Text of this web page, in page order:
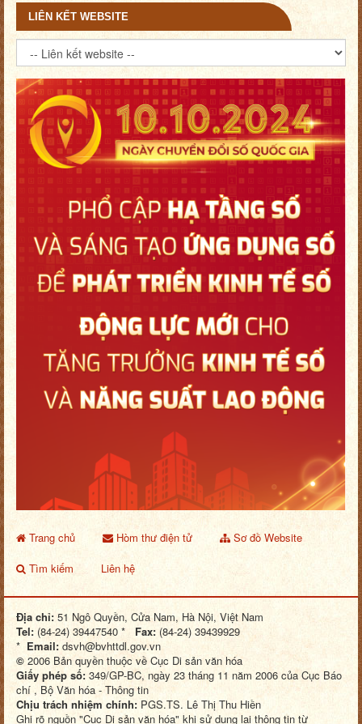
LIÊN KẾT WEBSITE
Trang chủ Hòm thư điện tử
Sơ đồ Website
Tìm kiếm
Liên hệ
Địa chỉ: 51 Ngô Quyền, Cửa Nam, Hà Nội, Việt Nam
Tel: (84-24) 39447540 * Fax: (84-24) 39439929
* Email: dsvh@bvhttdl.gov.vn
© 2006 Bản quyền thuộc về Cục Di sản văn hóa
Giấy phép số: 349/GP-BC, ngày 23 tháng 11 năm 2006 của Cục Báo
chí , Bộ Văn hóa - Thông tin
Chịu trách nhiệm chính: PGS.TS. Lê Thị Thu Hiền
Ghi rõ nguồn "Cục Di sản văn hóa" khi sử dụng lại thông tin từ